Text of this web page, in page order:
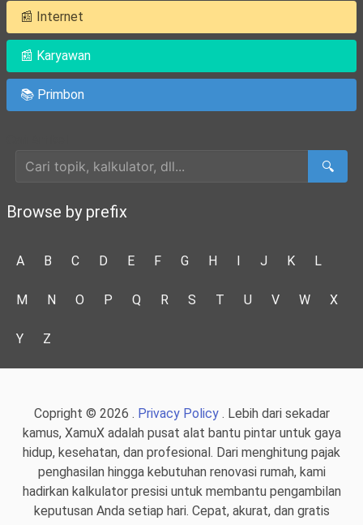
📰 Internet
📰 Karyawan
📚 Primbon
🔍
Browse by prefix
A B C D E F G H I J K L
M N O P Q R S T U V W X
Y Z
Copright © 2026 . Privacy Policy. Lebih dari sekadar
kamus, XamuX adalah pusat alat bantu pintar untuk gaya
hidup, kesehatan, dan profesional. Dari menghitung pajak
penghasilan hingga kebutuhan renovasi rumah, kami
hadirkan kalkulator presisi untuk membantu pengambilan
keputusan Anda setiap hari. Cepat, akurat, dan gratis